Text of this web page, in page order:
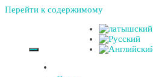
Перейти к содержимому